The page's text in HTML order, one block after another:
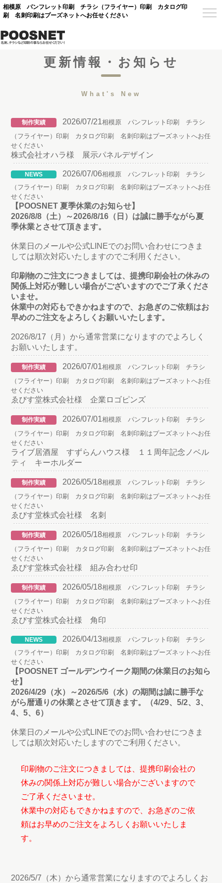
相模原 パンフレット印刷 チラシ（フライヤー）印刷 カタログ印
刷 名刺印刷はプーズネットへお任せください
更新情報・お知らせ
What's New
制作実績 2026/07/21相模原 パンフレット印刷 チラシ
（フライヤー）印刷 カタログ印刷 名刺印刷はプーズネットへお任
せください
株式会社オハラ様 展示パネルデザイン
NEWS 2026/07/06相模原 パンフレット印刷 チラシ
（フライヤー）印刷 カタログ印刷 名刺印刷はプーズネットへお任
せください
【POOSNET 夏季休業のお知らせ】
2026/8/8（土）～2026/8/16（日）は誠に勝手ながら夏
季休業とさせて頂きます。
休業日のメールや公式LINEでのお問い合わせにつきま
しては順次対応いたしますのでご利用ください。
印刷物のご注文につきましては、提携印刷会社の休みの
関係上対応が難しい場合がございますのでご了承くださ
いませ。
休業中の対応もできかねますので、お急ぎのご依頼はお
早めのご注文をよろしくお願いいたします。
2026/8/17（月）から通常営業になりますのでよろしく
お願いいたします。
制作実績 2026/07/01相模原 パンフレット印刷 チラシ
（フライヤー）印刷 カタログ印刷 名刺印刷はプーズネットへお任
せください
ゑびす堂株式会社様 企業ロゴピンズ
制作実績 2026/07/01相模原 パンフレット印刷 チラシ
（フライヤー）印刷 カタログ印刷 名刺印刷はプーズネットへお任
せください
ライブ居酒屋 すずらんハウス様 １１周年記念ノベル
ティ キーホルダー
制作実績 2026/05/18相模原 パンフレット印刷 チラシ
（フライヤー）印刷 カタログ印刷 名刺印刷はプーズネットへお任
せください
ゑびす堂株式会社様 名刺
制作実績 2026/05/18相模原 パンフレット印刷 チラシ
（フライヤー）印刷 カタログ印刷 名刺印刷はプーズネットへお任
せください
ゑびす堂株式会社様 組み合わせ印
制作実績 2026/05/18相模原 パンフレット印刷 チラシ
（フライヤー）印刷 カタログ印刷 名刺印刷はプーズネットへお任
せください
ゑびす堂株式会社様 角印
NEWS 2026/04/13相模原 パンフレット印刷 チラシ
（フライヤー）印刷 カタログ印刷 名刺印刷はプーズネットへお任
せください
【POOSNET ゴールデンウイーク期間の休業日のお知ら
せ】
2026/4/29（水）～2026/5/6（水）の期間は誠に勝手な
がら暦通りの休業とさせて頂きます。（4/29、5/2、3、
4、5、6）
休業日のメールや公式LINEでのお問い合わせにつきま
しては順次対応いたしますのでご利用ください。
印刷物のご注文につきましては、提携印刷会社の
休みの関係上対応が難しい場合がございますので
ご了承くださいませ。
休業中の対応もできかねますので、お急ぎのご依
頼はお早めのご注文をよろしくお願いいたしま
す。
2026/5/7（木）から通常営業になりますのでよろしくお